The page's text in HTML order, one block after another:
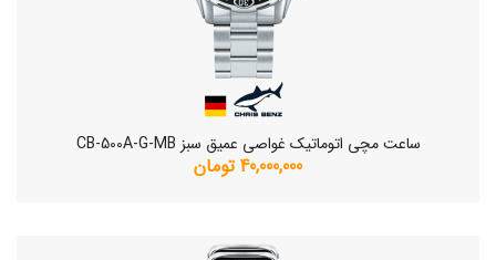
ساعت مچی اتوماتیک غواصی عمیق سبز CB-500A-G-MB
40,000,000 تومان